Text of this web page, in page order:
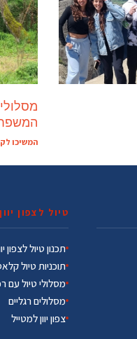
המשיכו
טיול לצפון יוון
תכנון טיול לצפון
תוכניות טיול
מסלולי טיול עם
מסלולים רגליים
צפון יוון למטייל